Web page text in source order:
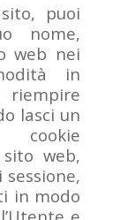
puoi
nome,
web nei
in
lasci un
cookie
web,
in modo